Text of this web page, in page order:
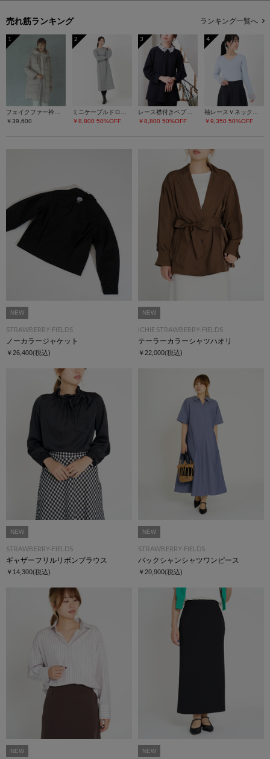
売れ筋ランキング ランキング一覧へ
1
フェイクファー衿ダウンコート
￥39,600
2
ミニケーブルドロストワンピース
￥8,800 50%OFF
3
レース襟付きペプラムプルオーバー
￥8,800 50%OFF
4
袖レースＶネックニット
￥9,350 50%OFF
NEW
STRAWBERRY-FIELDS
ノーカラージャケット
￥26,400(税込)
NEW
ICHIE STRAWBERRY-FIELDS
テーラーカラーシャツハオリ
￥22,000(税込)
NEW
STRAWBERRY-FIELDS
ギャザーフリルリボンブラウス
￥14,300(税込)
NEW
STRAWBERRY-FIELDS
バックシャンシャツワンピース
￥20,900(税込)
NEW NEW